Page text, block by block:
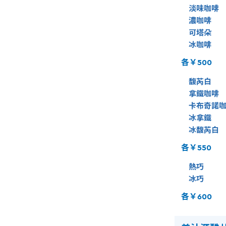
淡味咖啡
濃咖啡
可塔朵
冰咖啡
各￥500
馥芮白
拿鐵咖啡
卡布奇諾
冰拿鐵
冰馥芮白
各￥550
熱巧
冰巧
各￥600